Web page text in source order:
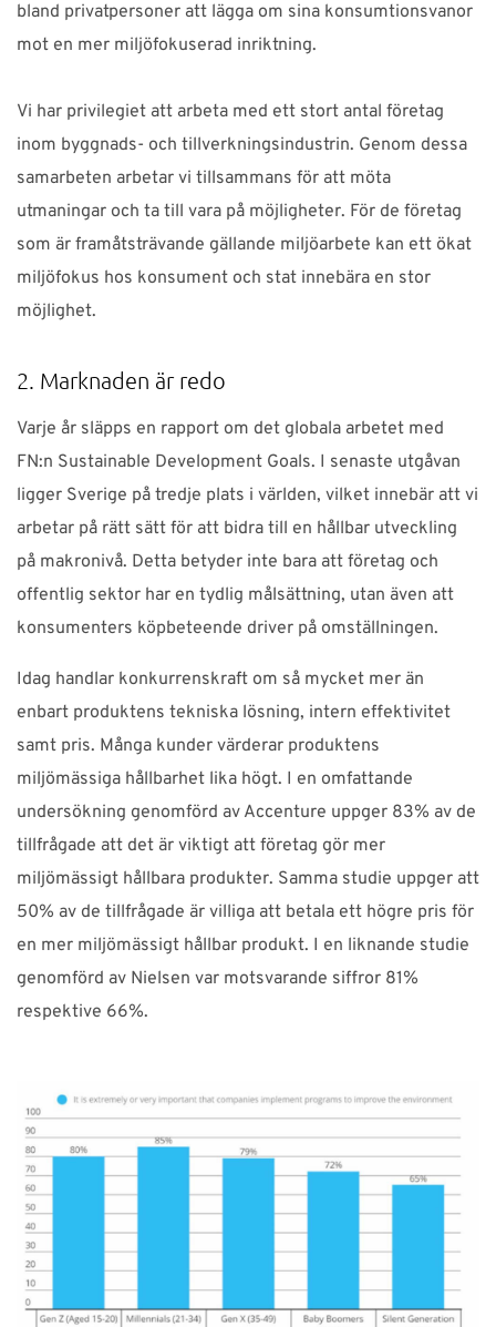
bland privatpersoner att lägga om sina konsumtionsvanor
mot en mer miljöfokuserad inriktning.
Vi har privilegiet att arbeta med ett stort antal företag
inom byggnads- och tillverkningsindustrin. Genom dessa
samarbeten arbetar vi tillsammans för att möta
utmaningar och ta till vara på möjligheter. För de företag
som är framåtsträvande gällande miljöarbete kan ett ökat
miljöfokus hos konsument och stat innebära en stor
möjlighet.
2. Marknaden är redo
Varje år släpps en rapport om det globala arbetet med
FN:n Sustainable Development Goals. I senaste utgåvan
ligger Sverige på tredje plats i världen, vilket innebär att vi
arbetar på rätt sätt för att bidra till en hållbar utveckling
på makronivå. Detta betyder inte bara att företag och
offentlig sektor har en tydlig målsättning, utan även att
konsumenters köpbeteende driver på omställningen.
Idag handlar konkurrenskraft om så mycket mer än
enbart produktens tekniska lösning, intern effektivitet
samt pris. Många kunder värderar produktens
miljömässiga hållbarhet lika högt. I en omfattande
undersökning genomförd av Accenture uppger 83% av de
tillfrågade att det är viktigt att företag gör mer
miljömässigt hållbara produkter. Samma studie uppger att
50% av de tillfrågade är villiga att betala ett högre pris för
en mer miljömässigt hållbar produkt. I en liknande studie
genomförd av Nielsen var motsvarande siffror 81%
respektive 66%.